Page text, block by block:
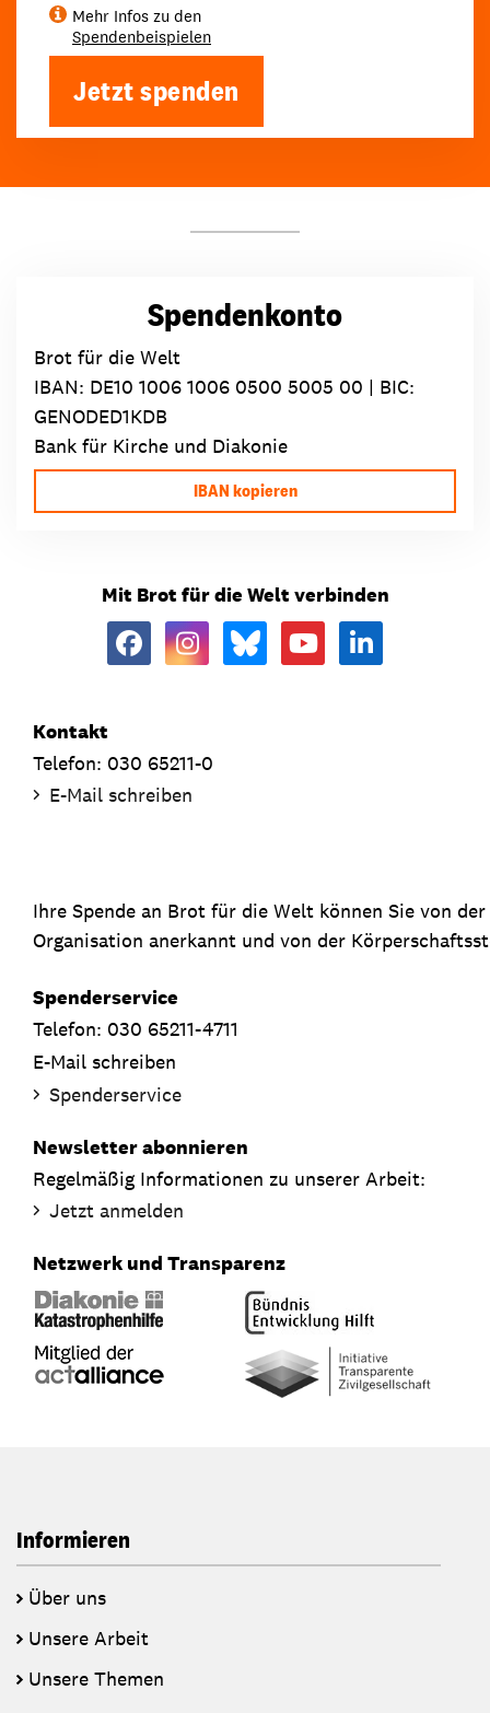
Mehr Infos zu den
Spendenbeispielen
Jetzt spenden
Spendenkonto
Brot für die Welt
IBAN: DE10 1006 1006 0500 5005 00 | BIC:
GENODED1KDB
Bank für Kirche und Diakonie
IBAN kopieren
Mit Brot für die Welt verbinden
Kontakt
Telefon: 030 65211-0
E-Mail schreiben
Ihre Spende an Brot für die Welt können Sie von
Organisation anerkannt und von der
Spenderservice
Telefon: 030 65211-4711
E-Mail schreiben
Spenderservice
Newsletter abonnieren
Regelmäßig Informationen zu unserer Arbeit:
Jetzt anmelden
Netzwerk und Transparenz
Informieren
Über uns
Unsere Arbeit
Unsere Themen